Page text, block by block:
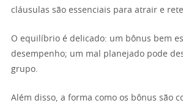
cláusulas são essenciais para atrair e
O equilíbrio é delicado: um bônus bem
desempenho; um mal planejado pode
grupo.
Além disso, a forma como os bônus são